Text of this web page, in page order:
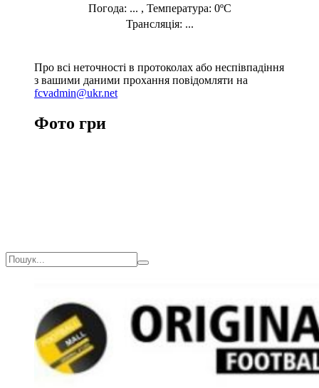
Погода: ... , Температура: 0ºC
Трансляція: ...
Про всі неточності в протоколах або неспівпадіння
з вашими даними прохання повідомляти на
fcvadmin@ukr.net
Фото гри